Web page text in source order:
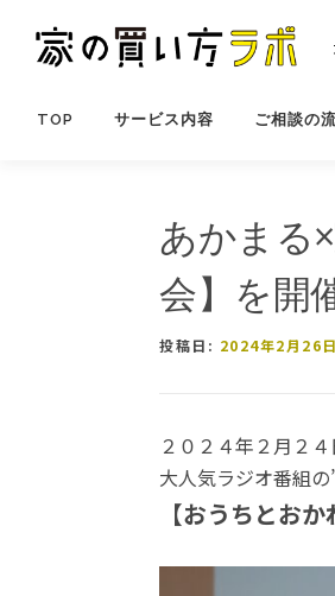
TOP サービス内容 ご相談の
あかまる
会】を開
投稿日: 2024年2月26日
２０２４年２月２
大人気ラジオ番組
【おうちとお